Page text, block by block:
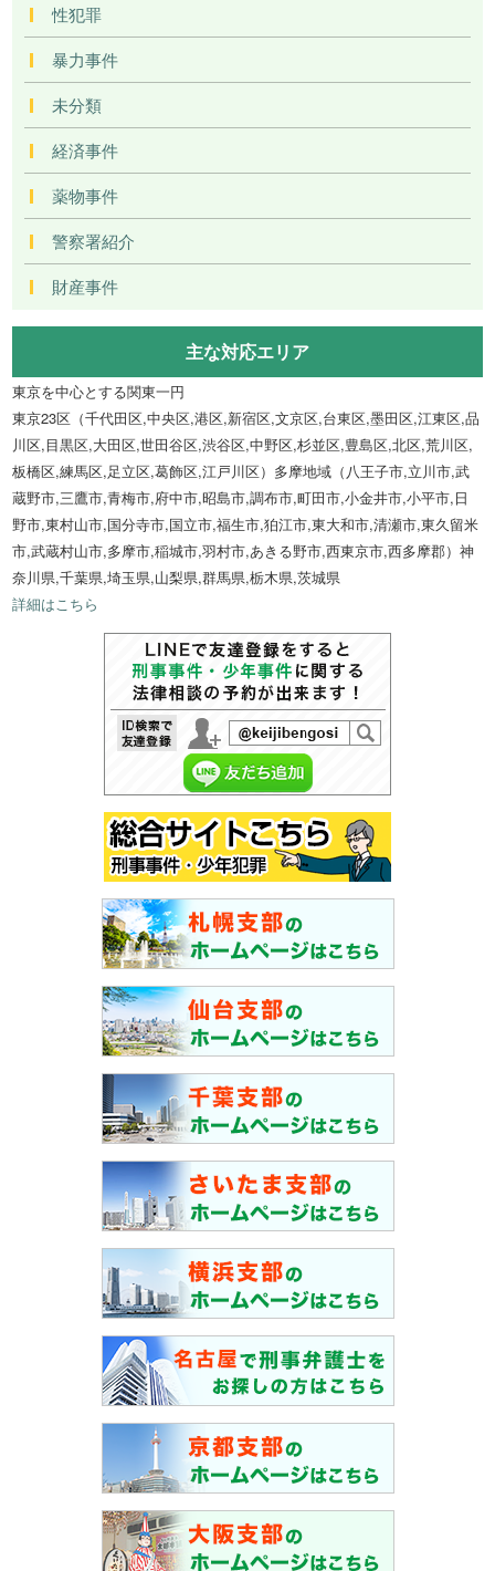
性犯罪
暴力事件
未分類
経済事件
薬物事件
警察署紹介
財産事件
主な対応エリア
東京を中心とする関東一円
東京23区（千代田区,中央区,港区,新宿区,文京区,台東区,墨田区,江東区,品
川区,目黒区,大田区,世田谷区,渋谷区,中野区,杉並区,豊島区,北区,荒川区,
板橋区,練馬区,足立区,葛飾区,江戸川区）多摩地域（八王子市,立川市,武
蔵野市,三鷹市,青梅市,府中市,昭島市,調布市,町田市,小金井市,小平市,日
野市,東村山市,国分寺市,国立市,福生市,狛江市,東大和市,清瀬市,東久留米
市,武蔵村山市,多摩市,稲城市,羽村市,あきる野市,西東京市,西多摩郡）神
奈川県,千葉県,埼玉県,山梨県,群馬県,栃木県,茨城県
詳細はこちら